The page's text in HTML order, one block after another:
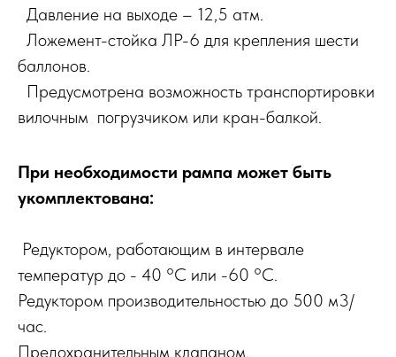
Давление на выходе – 12,5 атм.
Ложемент-стойка ЛР-6 для крепления шести
баллонов.
Предусмотрена возможность транспортировки
вилочным погрузчиком или кран-балкой.
При необходимости рампа может быть
укомплектована:
Редуктором, работающим в интервале
температур до - 40 °С или -60 °С.
Редуктором производительностью до 500 м3/
час.
Предохранительным клапаном.